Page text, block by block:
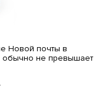
Новой почты в
обычно не превышает